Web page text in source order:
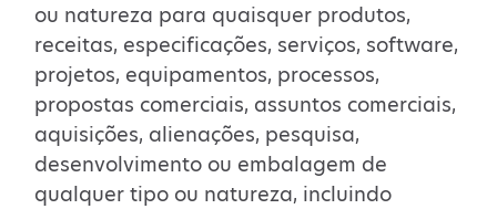
ou natureza para quaisquer produtos,
receitas, especificações, serviços, software,
projetos, equipamentos, processos,
propostas comerciais, assuntos comerciais,
aquisições, alienações, pesquisa,
desenvolvimento ou embalagem de
qualquer tipo ou natureza, incluindo